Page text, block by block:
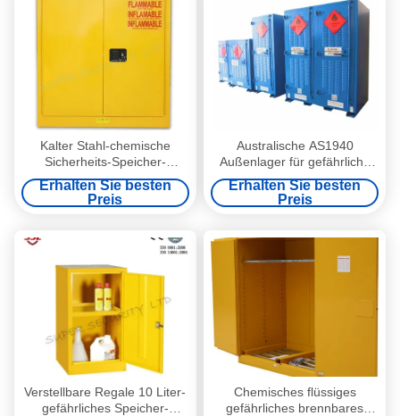
Kalter Stahl-chemische
Sicherheits-Speicher-
Kabinette mit Tür zwei,
Gefahrstoff-Speicher-
Kabinette
Erhalten Sie besten
Preis
Australische AS1940
Außenlager für gefährliche
Stoffe und mehrere Regale
für gefährliche Stoffe
Erhalten Sie besten
Preis
Verstellbare Regale 10 Liter-
gefährliches Speicher-
Chemisches flüssiges
gefährliches brennbares